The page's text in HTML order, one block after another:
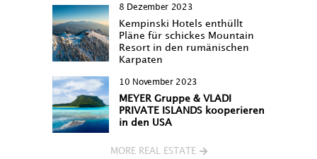
8 Dezember 2023
Kempinski Hotels enthüllt
Pläne für schickes Mountain
Resort in den rumänischen
Karpaten
10 November 2023
MEYER Gruppe & VLADI
PRIVATE ISLANDS kooperieren
in den USA
MORE REAL ESTATE